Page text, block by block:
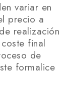
variar en
precio a
realización
final
de
formalice